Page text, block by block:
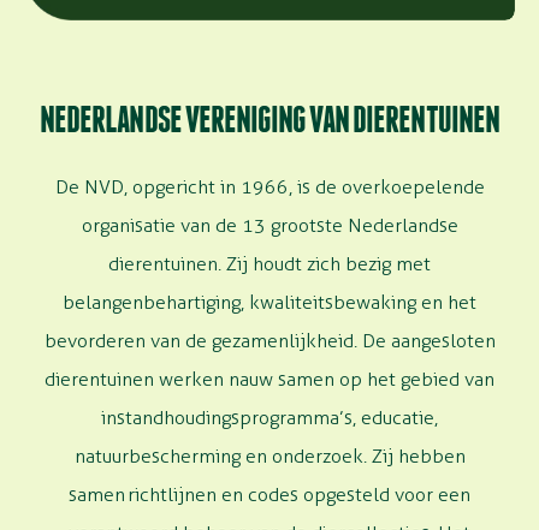
NEDERLANDSE VERENIGING VAN DIERENTUINEN
De NVD, opgericht in 1966, is de overkoepelende
organisatie van de 13 grootste Nederlandse
dierentuinen. Zij houdt zich bezig met
belangenbehartiging, kwaliteitsbewaking en het
bevorderen van de gezamenlijkheid. De aangesloten
dierentuinen werken nauw samen op het gebied van
instandhoudingsprogramma’s, educatie,
natuurbescherming en onderzoek. Zij hebben
samen richtlijnen en codes opgesteld voor een